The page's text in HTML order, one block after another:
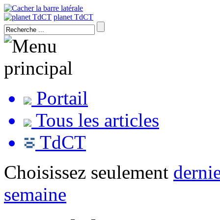
planet TdCT
Portail
Tous les articles
TdCT
Choisissez seulement
semaine